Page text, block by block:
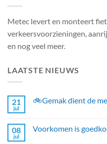
Metec levert en monteert
verkeersvoorzieningen,
en nog veel meer.
LAATSTE NIEUWS
21
jul
🚲Gemak dient de
08
jul
Voorkomen is